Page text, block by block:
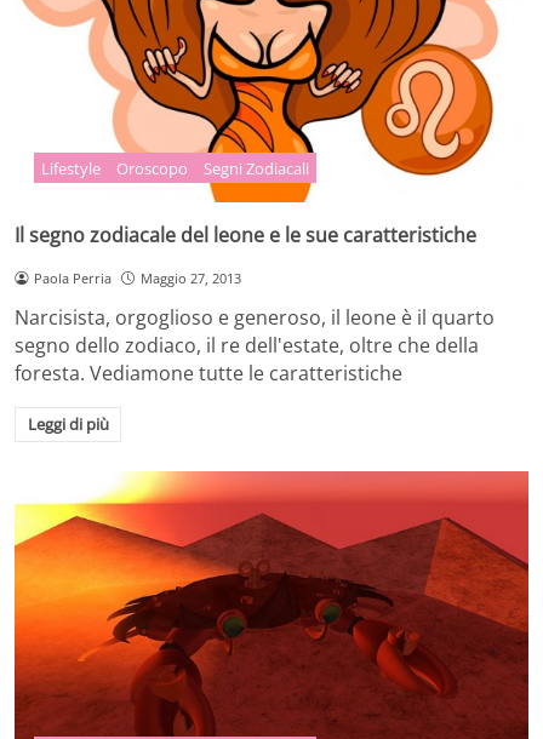
Lifestyle Oroscopo Segni Zodiacali
Il segno zodiacale del leone e le sue caratteristiche
Paola Perria Maggio 27, 2013
Narcisista, orgoglioso e generoso, il leone è il quarto
segno dello zodiaco, il re dell'estate, oltre che della
foresta. Vediamone tutte le caratteristiche
Leggi di più